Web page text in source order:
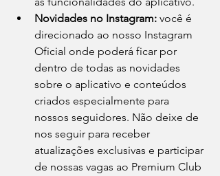
Novidades no Instagram: você é
direcionado ao nosso Instagram
Oficial onde poderá ficar por
dentro de todas as novidades
sobre o aplicativo e conteúdos
criados especialmente para
nossos seguidores. Não deixe de
nos seguir para receber
atualizações exclusivas e participar
de nossas vagas ao Premium Club